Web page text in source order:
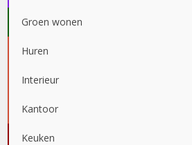
Groen wonen
Huren
Interieur
Kantoor
Keuken